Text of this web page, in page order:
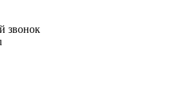
звонок